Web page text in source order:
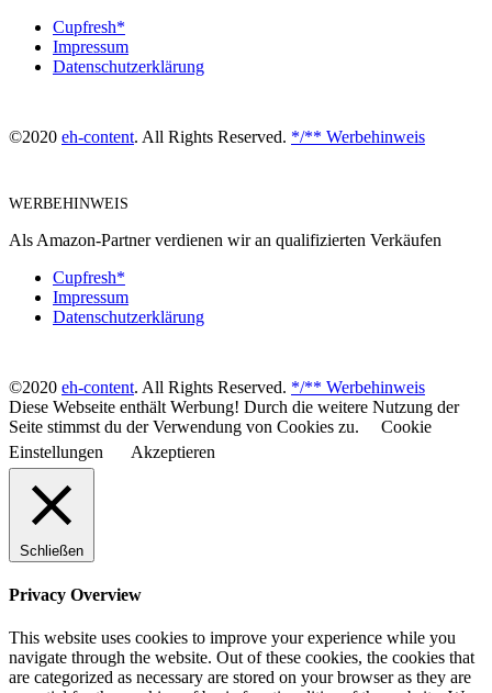
Cupfresh*
Impressum
Datenschutzerklärung
©2020 eh-content. All Rights Reserved. */** Werbehinweis
WERBEHINWEIS
Als Amazon-Partner verdienen wir an qualifizierten Verkäufen
Cupfresh*
Impressum
Datenschutzerklärung
©2020 eh-content. All Rights Reserved. */** Werbehinweis
Diese Webseite enthält Werbung! Durch die weitere Nutzung der
Seite stimmst du der Verwendung von Cookies zu.
Cookie
Einstellungen
Akzeptieren
Schließen
Privacy Overview
This website uses cookies to improve your experience while you
navigate through the website. Out of these cookies, the cookies that
are categorized as necessary are stored on your browser as they are